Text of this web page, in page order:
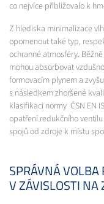
co nejvíce přibližovalo k
Z hlediska minimalizace
opomenout také typ,
ochranné atmosféry.
mohou absorbovat
formovacím plynem a
s následkem zhoršené
klasifikaci normy ČSN EN
opatření redukčního
spojů od zdroje k místu
SPRÁVNÁ VOLBA
V ZÁVISLOSTI